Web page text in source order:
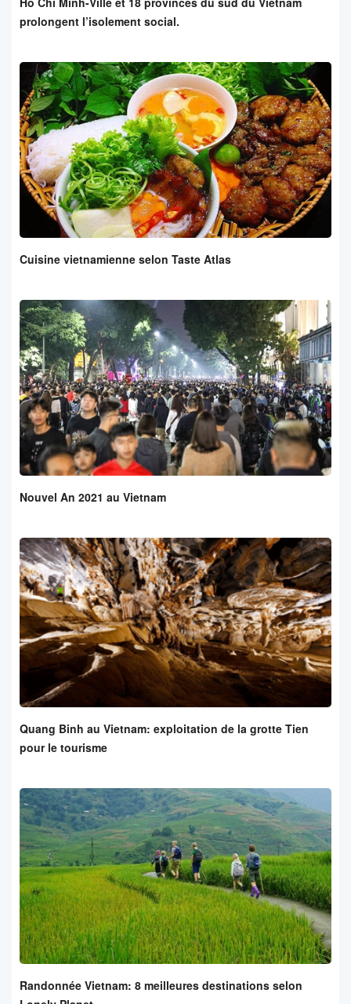
prolongent l’isolement social.
Cuisine vietnamienne selon Taste Atlas
Nouvel An 2021 au Vietnam
Quang Binh au Vietnam: exploitation de la grotte Tien
pour le tourisme
Randonnée Vietnam: 8 meilleures destinations selon